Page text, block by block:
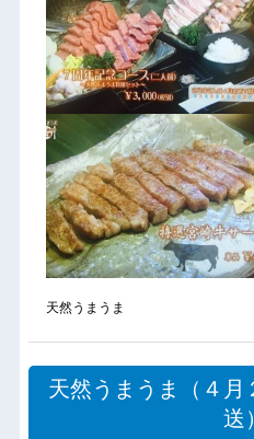
天然うまうま
天然うまうま（４月
送）